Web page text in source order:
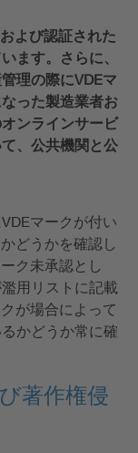
よび認証された
ます。さらに、
理の際にVDEマ
った製造業者お
ンラインサービ
、公共機関と公
マークが付い
どうかを確認し
ク未承認とし
用リストに記載
が場合によって
かどうか常に確
著作権侵